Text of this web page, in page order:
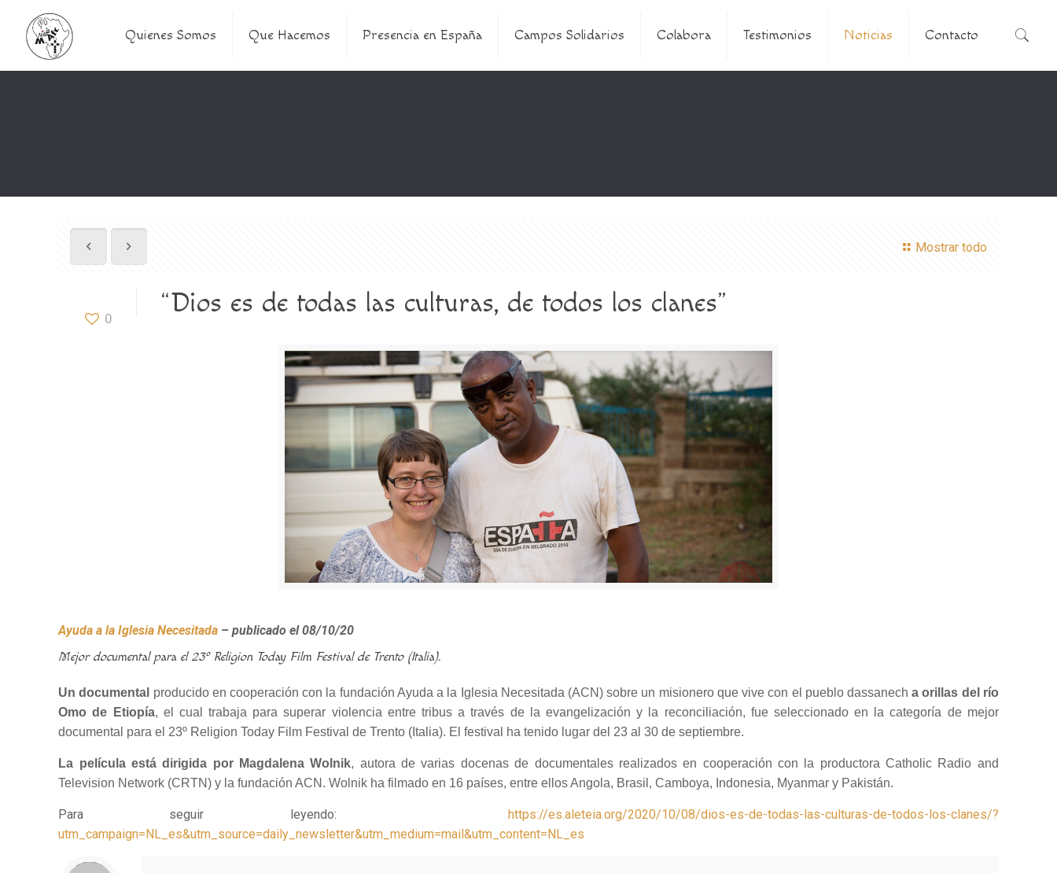
Quienes Somos Que Hacemos Presencia en España Campos Solidarios Colabora Testimonios Noticias Contacto
Mostrar todo
0 “Dios es de todas las culturas, de todos los clanes”
Ayuda a la Iglesia Necesitada – publicado el 08/10/20
Mejor documental para el 23º Religion Today Film Festival de Trento (Italia).
Un documental producido en cooperación con la fundación Ayuda a la Iglesia Necesitada (ACN) sobre un misionero que vive con el pueblo dassanecha orillas del río
Omo de Etiopía, el cual trabaja para superar violencia entre tribus a través de la evangelización y la reconciliación, fue seleccionado en la categoría de mejor
documental para el 23º Religion Today Film Festival de Trento (Italia). El festival ha tenido lugar del 23 al 30 de septiembre.
La película está dirigida por Magdalena Wolnik, autora de varias docenas de documentales realizados en cooperación con la productora Catholic Radio and
Television Network (CRTN) y la fundación ACN. Wolnik ha filmado en 16 países, entre ellos Angola, Brasil, Camboya, Indonesia, Myanmar y Pakistán.
Para seguir leyendo: https://es.aleteia.org/2020/10/08/dios-es-de-todas-las-culturas-de-todos-los-clanes/?
utm_campaign=NL_es&utm_source=daily_newsletter&utm_medium=mail&utm_content=NL_es
Notice
: Trying to access array offset on value of type null in
/home/misioner/public_html/padresblancos/themes/betheme/includes/content-single.php
on line
286